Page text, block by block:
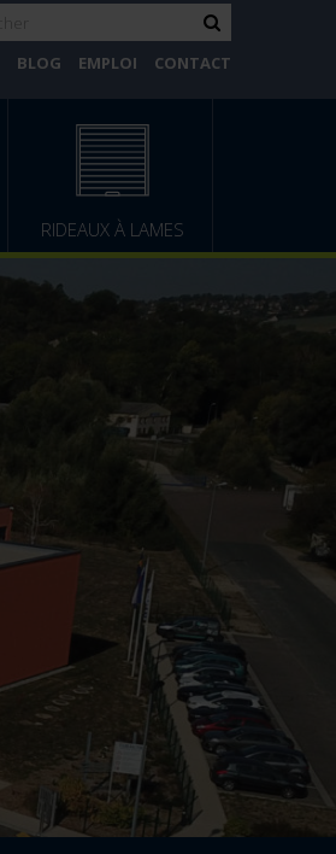
BLOG EMPLOI CONTACT
RIDEAUX À LAMES